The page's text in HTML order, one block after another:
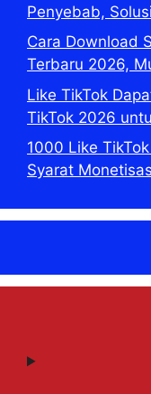
Penyebab,
Cara Download
Terbaru 2026,
Like TikTok
TikTok 2026
1000 Like
Syarat